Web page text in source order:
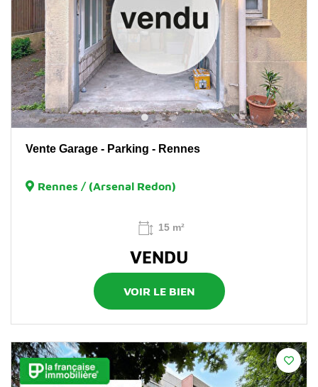
Vente Garage - Parking - Rennes
Rennes / (Arsenal Redon)
15 m²
VENDU
VOIR LE BIEN